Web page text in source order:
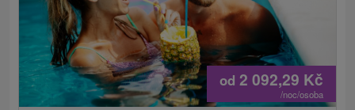
od 2 092,29 Kč
/noc/osoba